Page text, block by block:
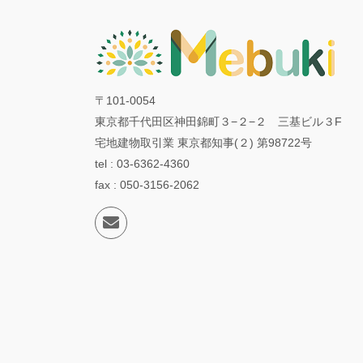
〒101-0054
東京都千代田区神田錦町３−２−２ 三基ビル３F
宅地建物取引業 東京都知事(２) 第98722号
tel : 03-6362-4360
fax : 050-3156-2062